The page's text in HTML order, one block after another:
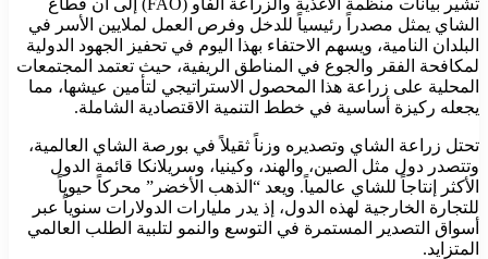
الشاي يمثل مصدراً رئيسياً للدخل وفرص العمل لملايين الأسر في
البلدان النامية، ويسهم الاحتفاء بهذا اليوم في تحفيز الجهود الدولية
لمكافحة الفقر والجوع في المناطق الريفية، حيث تعتمد المجتمعات
المحلية على زراعة هذا المحصول الاستراتيجي لتأمين عيشها، مما
يجعله ركيزة أساسية في خطط التنمية الاقتصادية الشاملة.
تحتل زراعة الشاي وتصديره وزناً ثقيلاً في بورصة الشاي العالمية،
وتتصدر دول مثل الصين، والهند، وكينيا، وسريلانكا قائمة الدول
الأكثر إنتاجاً للشاي عالمياً. ويعد “الذهب الأخضر” محركاً حيوياً
للتجارة الخارجية لهذه الدول، إذ يدر مليارات الدولارات سنوياً عبر
أسواق التصدير المستمرة في التوسع والنمو لتلبية الطلب العالمي
المتزايد.